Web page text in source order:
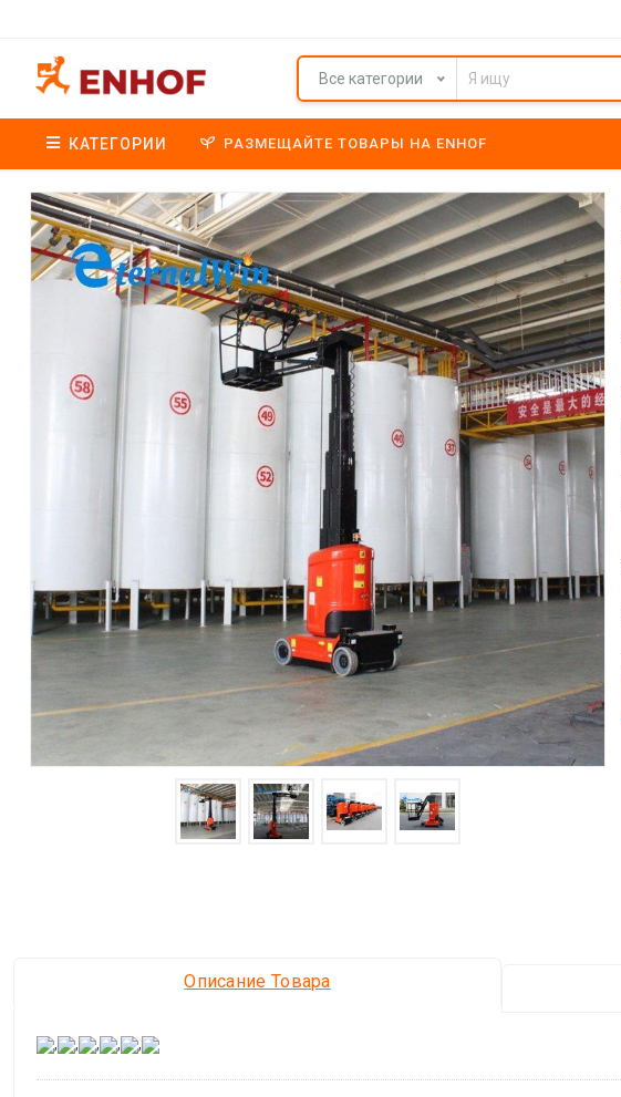
Все категории
КАТЕГОРИИ РАЗМЕЩАЙТЕ ТОВАРЫ НА ENHOF
Описание Товара
, , , , ,